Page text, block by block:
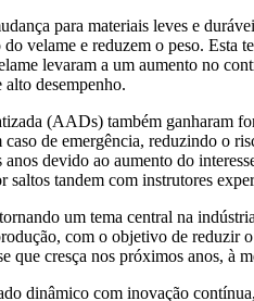
para materiais leves e
velame e reduzem o peso. Esta
levaram a um aumento no
alto desempenho.
(AADs) também ganharam
caso de emergência, reduzindo o
devido ao aumento do
saltos tandem com instrutores
um tema central na
com o objetivo de reduzir
que cresça nos próximos anos, à
dinâmico com inovação